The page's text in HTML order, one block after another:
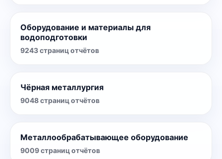
Оборудование и материалы для
водоподготовки
9243страниц отчётов
Чёрная металлургия
9048страниц отчётов
Металлообрабатывающее оборудование
9009страниц отчётов